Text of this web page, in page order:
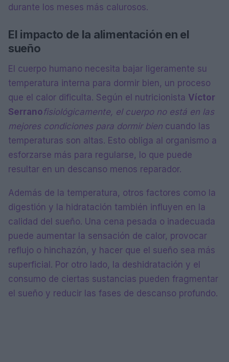
durante los meses más calurosos.
El impacto de la alimentación en el
sueño
El cuerpo humano necesita bajar ligeramente su
temperatura interna para dormir bien, un proceso
que el calor dificulta. Según el nutricionista Víctor
Serranofisiológicamente, el cuerpo no está en las
mejores condiciones para dormir bien cuando las
temperaturas son altas. Esto obliga al organismo a
esforzarse más para regularse, lo que puede
resultar en un descanso menos reparador.
Además de la temperatura, otros factores como la
digestión y la hidratación también influyen en la
calidad del sueño. Una cena pesada o inadecuada
puede aumentar la sensación de calor, provocar
reflujo o hinchazón, y hacer que el sueño sea más
superficial. Por otro lado, la deshidratación y el
consumo de ciertas sustancias pueden fragmentar
el sueño y reducir las fases de descanso profundo.